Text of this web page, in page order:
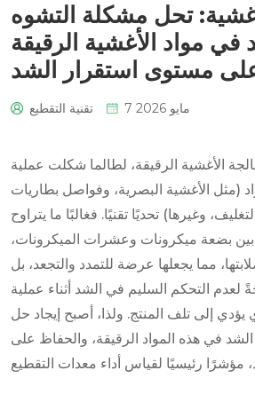
تحل مشكلة التشوه
في مواد الأغشية الرقيقة
مستوى استقرار الشد
تقنية التقطيع 7 مايو 2026
الأغشية الرقيقة، لطالما شكلت عملية
(مثل الأغشية البصرية، وفواصل بطاريات
وغيرها) تحديًا تقنيًا. فغالبًا ما يتراوح
بضعة ميكرونات وعشرات الميكرونات،
مما يجعلها عرضة للتمدد والتجعد، بل
لعدم التحكم السليم في الشد أثناء عملية
يؤدي إلى تلف المنتج. ولذا، أصبح إيجاد حل
في هذه المواد الرقيقة، والحفاظ على